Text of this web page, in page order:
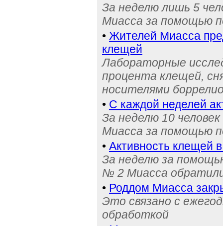
За неделю лишь 5
Миасса за помощью
• Жителей Миасса
клещей
Лабораторные
процента клещей,
носителями
• С каждой неделей
За неделю 10
Миасса за помощью
• Активность клещей
За неделю за
№ 2 Миасса
• Роддом Миасса
Это связано с
обработкой